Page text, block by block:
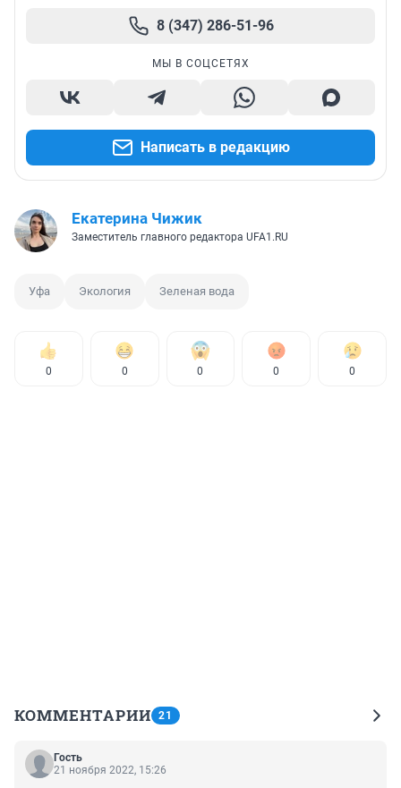
8 (347) 286-51-96
МЫ В СОЦСЕТЯХ
Написать в редакцию
Екатерина Чижик
Заместитель главного редактора UFA1.RU
Уфа Экология Зеленая вода
0 0 0 0 0
КОММЕНТАРИИ 21
Гость
21 ноября 2022, 15:26